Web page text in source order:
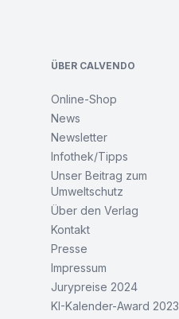
ÜBER CALVENDO
Online-Shop
News
Newsletter
Infothek/Tipps
Unser Beitrag zum
Umweltschutz
Über den Verlag
Kontakt
Presse
Impressum
Jurypreise 2024
KI-Kalender-Award 2023